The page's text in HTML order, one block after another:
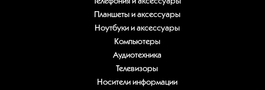
Телефония и аксессуары
Планшеты и аксессуары
Ноутбуки и аксессуары
Компьютеры
Аудиотехника
Телевизоры
Носители информации